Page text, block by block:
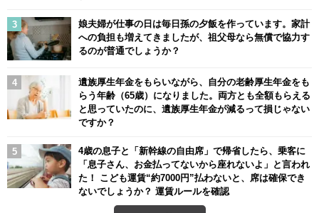
娘夫婦が仕事の日は毎日孫の夕飯を作っています。家計
への負担も増えてきましたが、祖父母なら無償で協力す
るのが普通でしょうか？
遺族厚生年金をもらいながら、自分の老齢厚生年金をも
らう年齢（65歳）になりました。両方とも全額もらえる
と思っていたのに、遺族厚生年金が減るって損じゃない
ですか？
4歳の息子と「新幹線の自由席」で帰省したら、乗客に
「息子さん、お金払ってないから座れないよ」と言われ
た！ こども運賃“約7000円”払わないと、席は確保でき
ないでしょうか？ 運賃ルールを確認